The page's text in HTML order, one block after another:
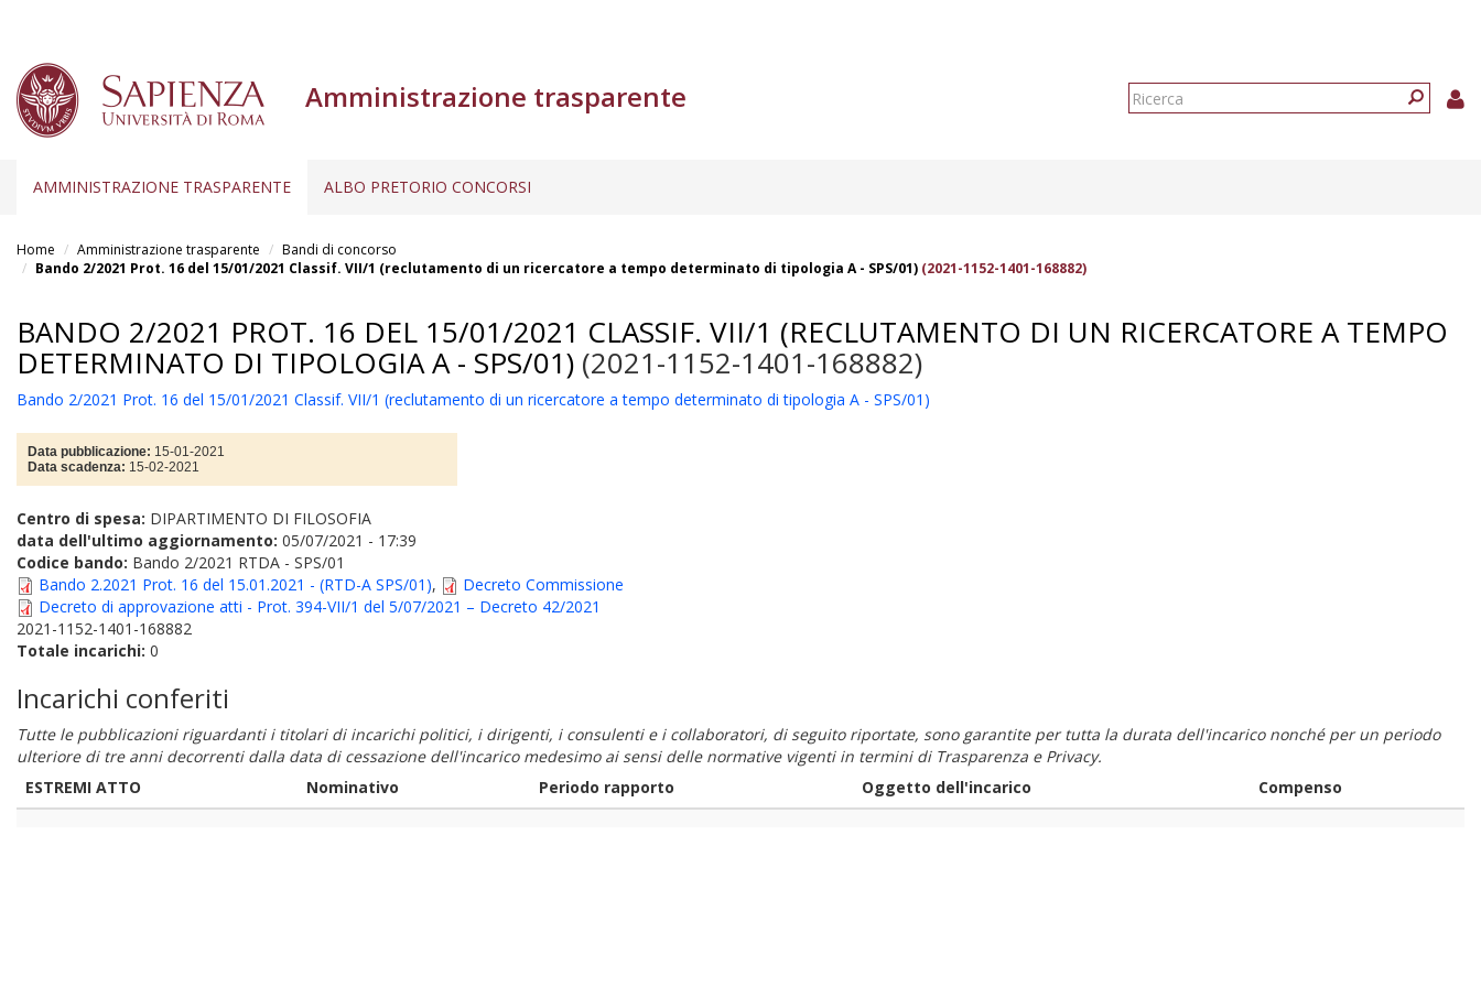
contenuto
Amministrazione trasparente
Form
AMMINISTRAZIONE TRASPARENTE ALBO PRETORIO CONCORSI
Home Amministrazione trasparente
Bandi di concorso
Bando 2/2021 Prot. 16 del 15/01/2021 Classif. VII/1 (reclutamento di un ricercatore a tempo determinato di tipologia A - SPS/01) (2021-1152-1401-168882)
BANDO 2/2021 PROT. 16 DEL 15/01/2021 CLASSIF. VII/1 (RECLUTAMENTO DI UN RICERCATORE A TEMPO
DETERMINATO DI TIPOLOGIA A - SPS/01) (2021-1152-1401-168882)
Bando 2/2021 Prot. 16 del 15/01/2021 Classif. VII/1 (reclutamento di un ricercatore a tempo determinato di tipologia A - SPS/01)
Data pubblicazione: 15-01-2021
Data scadenza: 15-02-2021
Centro di spesa: DIPARTIMENTO DI FILOSOFIA
data dell'ultimo aggiornamento: 05/07/2021 - 17:39
Codice bando: Bando 2/2021 RTDA - SPS/01
Bando 2.2021 Prot. 16 del 15.01.2021 - (RTD-A SPS/01),
Decreto Commissione
Decreto di approvazione atti - Prot. 394-VII/1 del 5/07/2021 – Decreto 42/2021
2021-1152-1401-168882
Totale incarichi: 0
Incarichi conferiti
Tutte le pubblicazioni riguardanti i titolari di incarichi politici, i dirigenti, i consulenti e i collaboratori, di seguito riportate, sono garantite per tutta la durata dell'incarico nonché per un periodo
ulteriore di tre anni decorrenti dalla data di cessazione dell'incarico medesimo ai sensi delle normative vigenti in termini di Trasparenza e Privacy.
ESTREMI ATTO
Nominativo Periodo rapporto Oggetto dell'incarico Compenso